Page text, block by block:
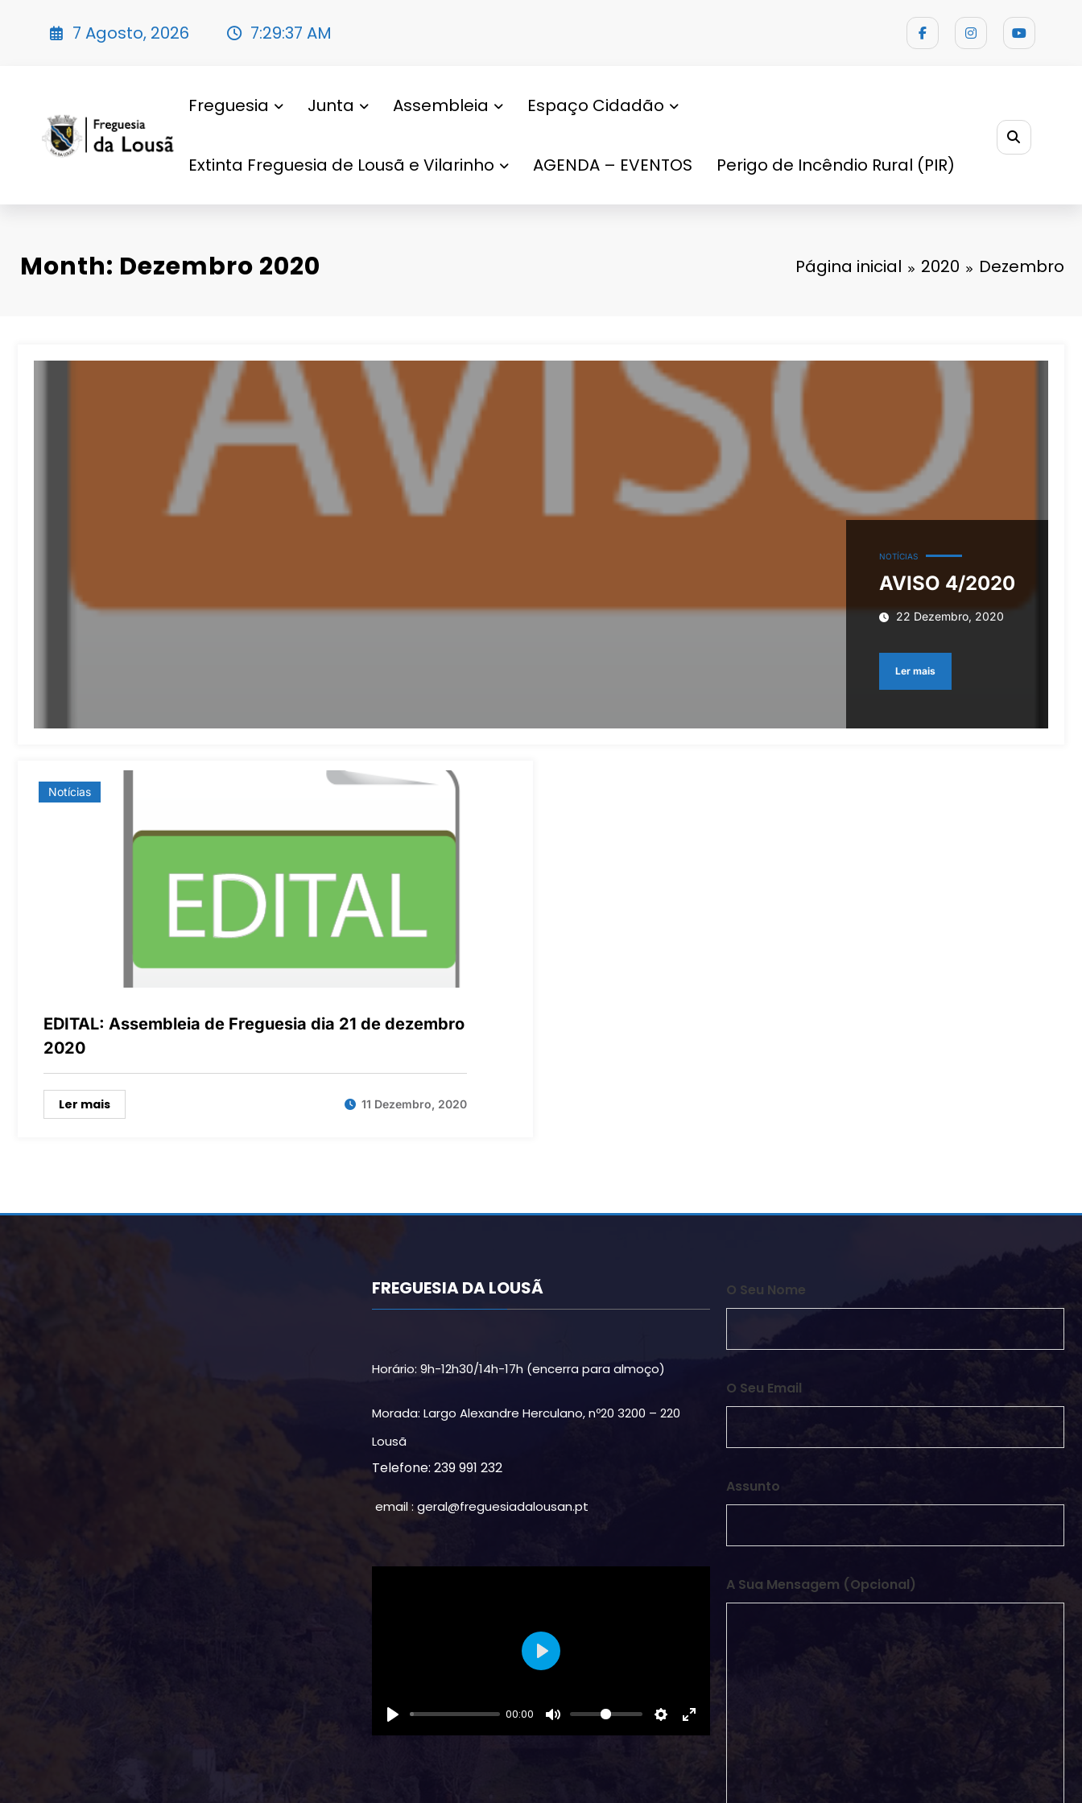
7 Agosto, 2026 7:29:38 AM
Freguesia Junta Assembleia Espaço Cidadão
Extinta Freguesia de Lousã e Vilarinho AGENDA – EVENTOS Perigo de Incêndio Rural (PIR)
Month: Dezembro 2020 Página inicial 2020 Dezembro
NOTÍCIAS
AVISO 4/2020
22 Dezembro, 2020
Ler mais
Notícias
EDITAL: Assembleia de Freguesia dia 21 de dezembro
2020
Ler mais 11 Dezembro, 2020
FREGUESIA DA LOUSÃ
Horário: 9h-12h30/14h-17h (encerra para almoço)
Morada: Largo Alexandre Herculano, nº20 3200 – 220
Lousã
Telefone: 239 991 232
email : geral@freguesiadalousan.pt
00:00
Play
O Seu Nome
O Seu Email
Assunto
A Sua Mensagem (opcional)